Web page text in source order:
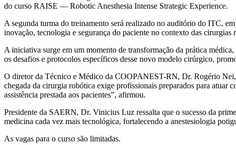
do curso RAISE — Robotic Anesthesia Intense Strategic Experience.
A segunda turma do treinamento será realizado no auditório do ITC,
inovação, tecnologia e segurança do paciente no contexto das cirurgias
A iniciativa surge em um momento de transformação da prática
os desafios e protocolos específicos desse novo modelo cirúrgico,
O diretor da Técnico e Médico da COOPANEST-RN, Dr. Rogério Nei,
chegada da cirurgia robótica exige profissionais preparados para atuar
assistência prestada aos pacientes”, afirmou.
Presidente da SAERN, Dr. Vinicius Luz ressalta que o sucesso da
medicina cada vez mais tecnológica, fortalecendo a anestesiologia
As vagas para o curso são limitadas.